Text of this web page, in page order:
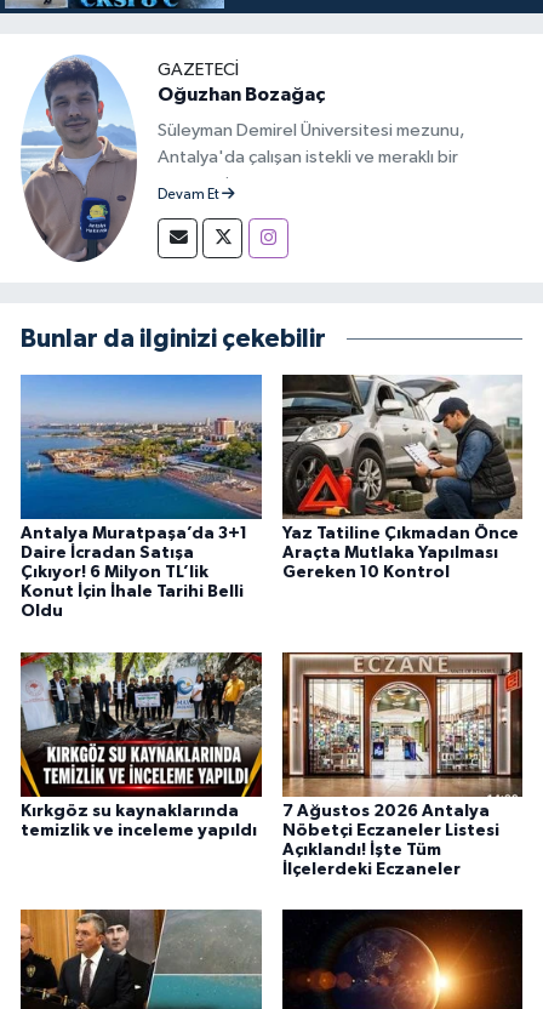
GAZETECİ
Oğuzhan Bozağaç
Süleyman Demirel Üniversitesi mezunu,
Antalya'da çalışan istekli ve meraklı bir
gazeteci.
Devam Et
Bunlar da ilginizi çekebilir
Antalya Muratpaşa’da 3+1
Daire İcradan Satışa
Çıkıyor! 6 Milyon TL’lik
Konut İçin İhale Tarihi Belli
Oldu
Yaz Tatiline Çıkmadan Önce
Araçta Mutlaka Yapılması
Gereken 10 Kontrol
Kırkgöz su kaynaklarında
temizlik ve inceleme yapıldı
7 Ağustos 2026 Antalya
Nöbetçi Eczaneler Listesi
Açıklandı! İşte Tüm
İlçelerdeki Eczaneler